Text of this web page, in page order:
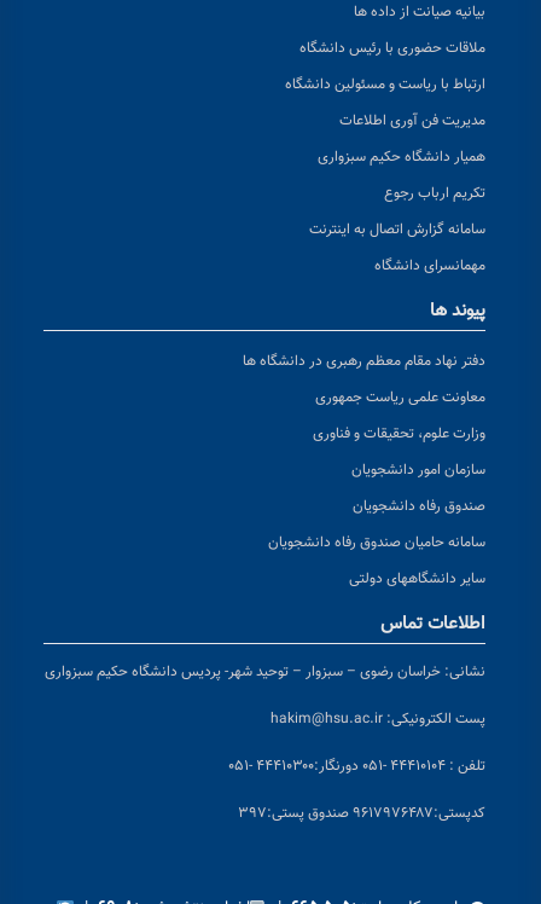
بیانیه صیانت از داده ها
ملاقات حضوری با رئیس دانشگاه
ارتباط با ریاست و مسئولین دانشگاه
مدیریت فن آوری اطلاعات
همیار دانشگاه حکیم سبزواری
تکریم ارباب رجوع
سامانه گزارش اتصال به اینترنت
مهمانسرای دانشگاه
پیوند ها
دفتر نهاد مقام معظم رهبری در دانشگاه ها
معاونت علمی ریاست جمهوری
وزارت علوم، تحقیقات و فناوری
سازمان امور دانشجویان
صندوق رفاه دانشجویان
سامانه حامیان صندوق رفاه دانشجویان
سایر دانشگاههای دولتی
اطلاعات تماس
نشانی: خراسان رضوی – سبزوار – توحید شهر- پردیس دانشگاه حکیم سبزواری
پست الکترونیکی: hakim@hsu.ac.ir
تلفن : ۴۴۴۱۰۱۰۴ -۰۵۱ دورنگار:۴۴۴۱۰۳۰۰ -۰۵۱
کدپستی:۹۶۱۷۹۷۶۴۸۷ صندوق پستی:۳۹۷